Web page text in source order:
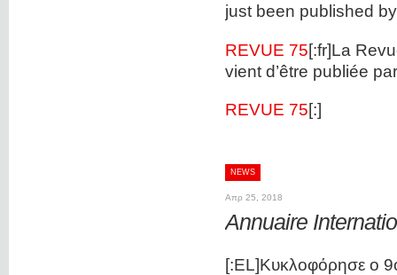
just been published
REVUE 75[:fr]La
vient d’être publiée
REVUE 75[:]
NEWS
Απρ 25, 2018
Annuaire
[:EL]Κυκλοφόρησε ο